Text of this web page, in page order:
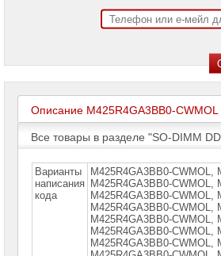
Name
Принтеры
плоттеры
МФУ
Серверы
Name
Пассивное
оборудование
Описание M425R4GA3BB0-CWMOL
Все товары в разделе "SO-DIMM
Варианты
написания
кода
M425R4GA3BB0-CWMOL,
M425R4GА3BB0-CWMOL,
M425R4GА3ВВ0-CWMOL,
M425R4GА3ВВ0-СWMOL,
M425R4GА3ВВ0-
М425R4GА3ВВ0-СWМOL,
М425R4GА3ВВ0-СWМOL,